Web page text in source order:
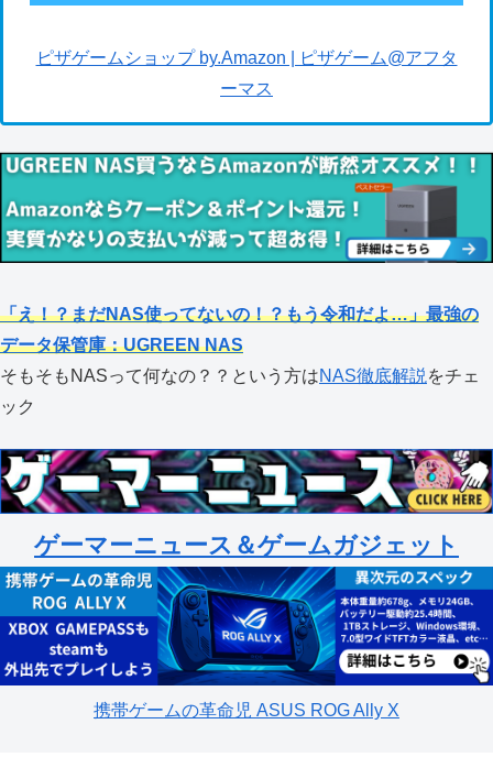
ピザゲームショップ by.Amazon | ピザゲーム@アフタ
ーマス
「え！？まだNAS使ってないの！？もう令和だよ…」最強の
データ保管庫：UGREEN NAS
そもそもNASって何なの？？という方はNAS徹底解説 をチェ
ック
ゲーマーニュース＆ゲームガジェット
携帯ゲームの革命児 ASUS ROG Ally X